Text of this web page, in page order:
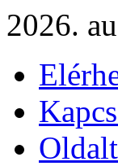
2026.